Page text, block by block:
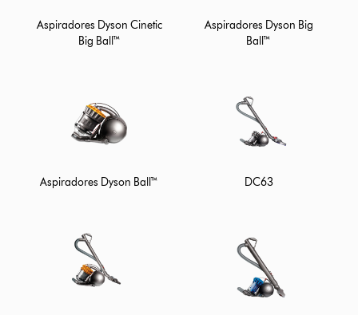
Aspiradores Dyson Cinetic
Big Ball™
Aspiradores Dyson Big
Ball™
Aspiradores Dyson Ball™ DC63